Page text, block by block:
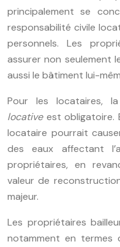
principalement se
responsabilité civile
personnels. Les
assurer non seulement
aussi le bâtiment lui-
Pour les locataires, la
locative est obligatoire.
locataire pourrait
des eaux affectant
propriétaires, en
valeur de
majeur.
Les propriétaires
notamment en termes